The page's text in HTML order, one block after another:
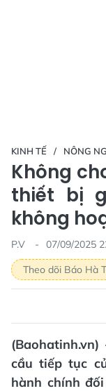
KINH TẾ NÔNG
Không
thiết bị
không
P.V
07/09/2025
Theo dõi Báo Hà
cầu tiếp tục
hành chính